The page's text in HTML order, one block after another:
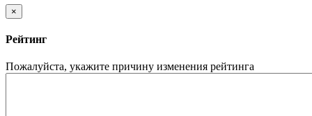
×
Рейтинг
Пожалуйста, укажите причину изменения рейтинга